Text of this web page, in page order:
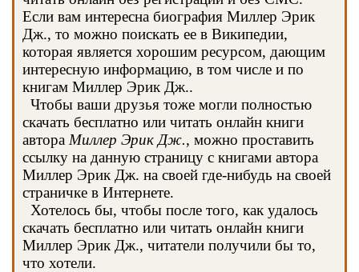
Если вам интересна биография Миллер Эрик
Дж., то можно поискать ее в Википедии,
которая является хорошим ресурсом, дающим
интересную информацию, в том числе и по
книгам Миллер Эрик Дж..
Чтобы ваши друзья тоже могли полностью
скачать бесплатно или читать онлайн книги
автора Миллер Эрик Дж., можно проставить
ссылку на данную страницу с книгами автора
Миллер Эрик Дж. на своей где-нибудь на своей
страничке в Интернете.
Хотелось бы, чтобы после того, как удалось
скачать бесплатно или читать онлайн книги
Миллер Эрик Дж., читатели получили бы то,
что хотели.